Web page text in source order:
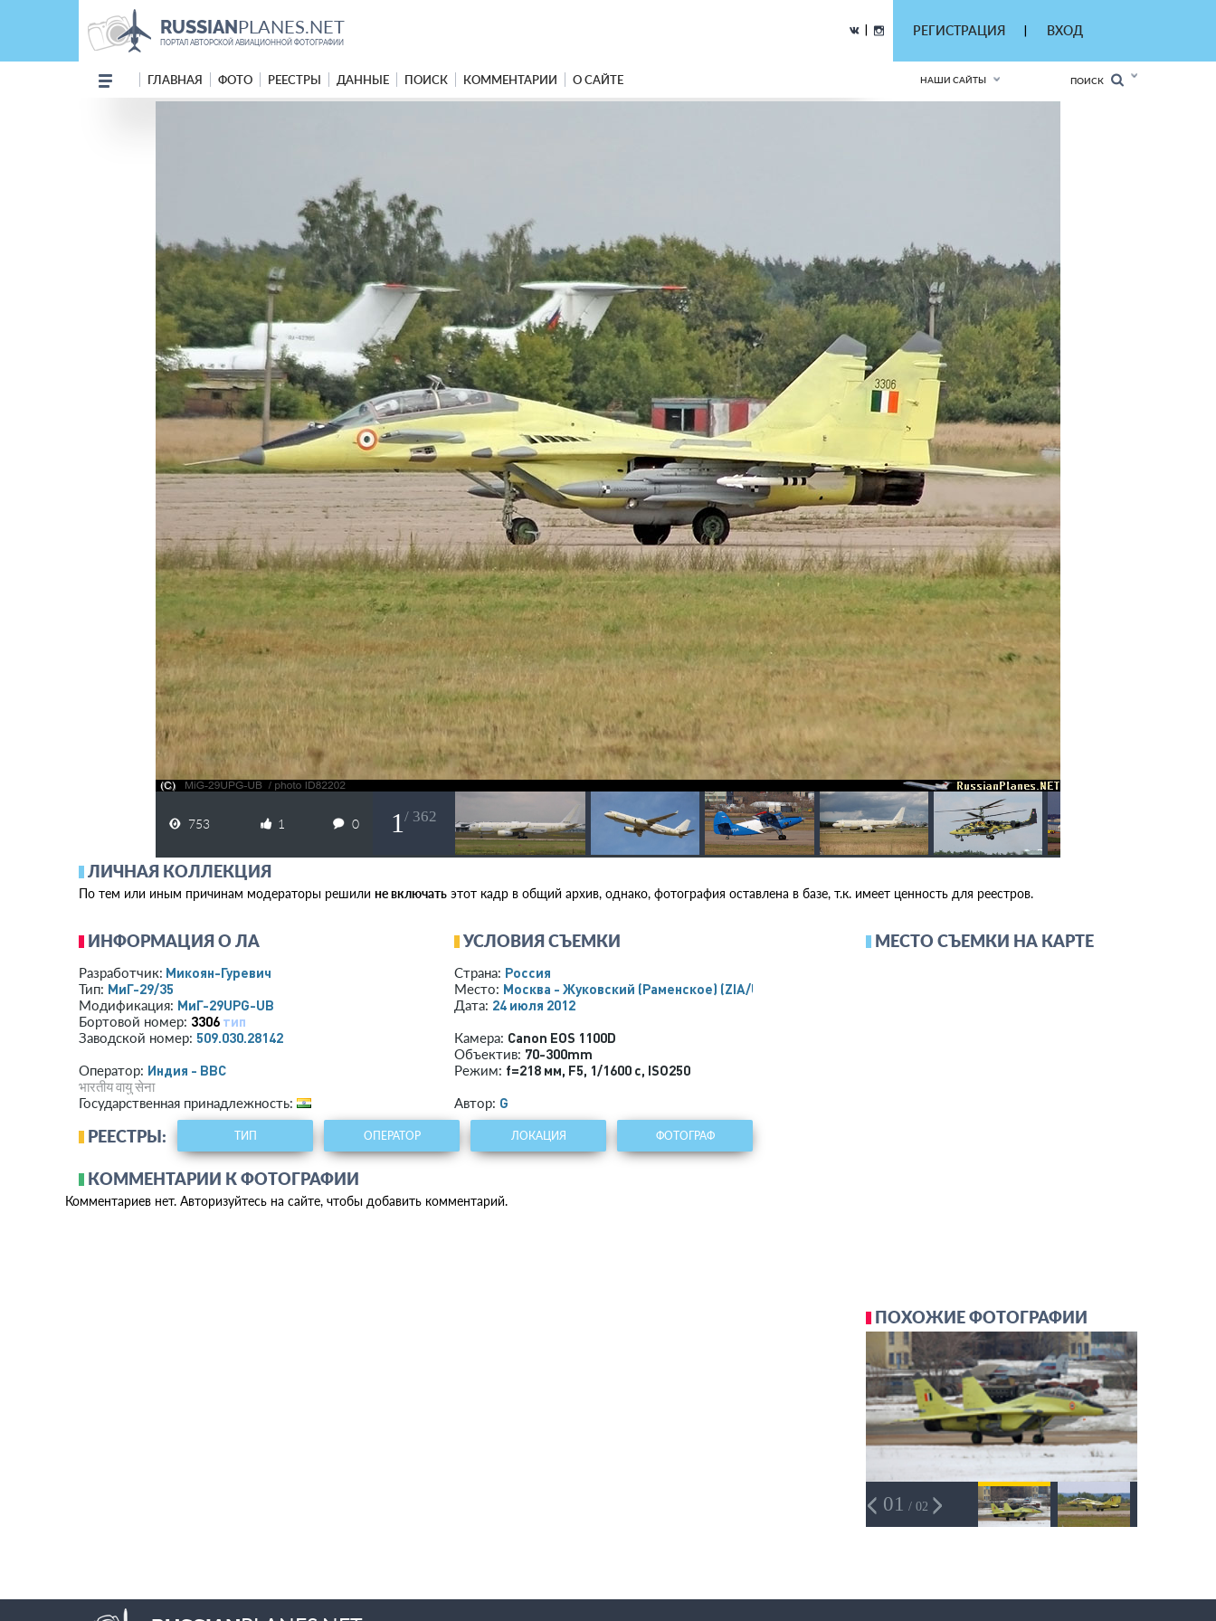
RUSSIANPLANES.NET
ПОРТАЛ АВТОРСКОЙ АВИАЦИОННОЙ ФОТОГРАФИИ
РЕГИСТРАЦИЯ ВХОД
ГЛАВНАЯ ФОТО РЕЕСТРЫ ДАННЫЕ ПОИСК КОММЕНТАРИИ О САЙТЕ НАШИ САЙТЫ ПОИСК
753 1 0 1 / 362
ЛИЧНАЯ КОЛЛЕКЦИЯ
По тем или иным причинам модераторы решили не включать этот кадр в общий архив, однако, фотография оставлена в базе, т.к. имеет ценность для реестров.
ИНФОРМАЦИЯ О ЛА
Разработчик: Микоян-Гуревич
Тип: МиГ-29/35
Модификация: МиГ-29UPG-UB
Бортовой номер: 3306 тип
Заводской номер: 509.030.28142
Оператор: Индия - ВВС
भारतीय वायु सेना
Государственная принадлежность:
УСЛОВИЯ СЪЕМКИ
Страна: Россия
Место: Москва - Жуковский (Раменское) (ZIA/UUBW)
Дата: 24 июля 2012
Камера: Canon EOS 1100D
Объектив: 70-300mm
Режим: f=218 мм, F5, 1/1600 с, ISO250
Автор: G
РЕЕСТРЫ: ТИП ОПЕРАТОР ЛОКАЦИЯ ФОТОГРАФ
КОММЕНТАРИИ К ФОТОГРАФИИ
Комментариев нет. Авторизуйтесь на сайте, чтобы добавить комментарий.
МЕСТО СЪЕМКИ НА КАРТЕ
ПОХОЖИЕ ФОТОГРАФИИ
01 / 02